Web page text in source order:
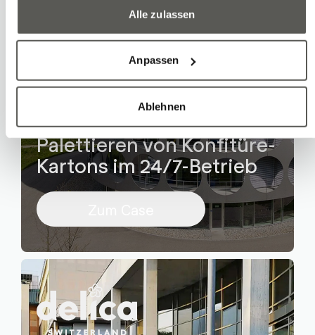
Alle zulassen
Anpassen
Ablehnen
Palettieren von Konfitüre-
Kartons im 24/7-Betrieb